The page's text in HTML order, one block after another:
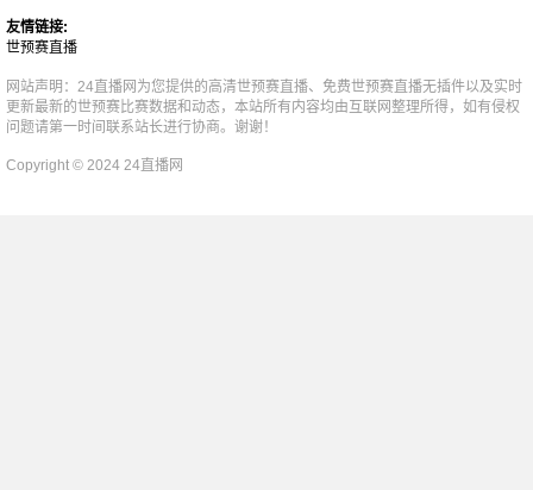
友情链接:
世预赛直播
网站声明：24直播网为您提供的高清世预赛直播、免费世预赛直播无插件以及实时
更新最新的世预赛比赛数据和动态，本站所有内容均由互联网整理所得，如有侵权
问题请第一时间联系站长进行协商。谢谢！
Copyright © 2024 24直播网